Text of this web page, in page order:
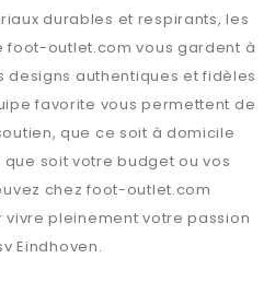
durables et respirants, les
foot-outlet.com vous gardent à
designs authentiques et fidèles
favorite vous permettent de
que ce soit à domicile
soit votre budget ou vos
chezfoot-outlet.com
pleinement votre passion
Eindhoven.